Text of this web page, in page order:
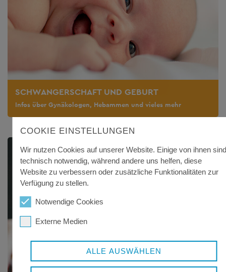
SCHWANGERSCHAFT UND GEBURT
Infos über Gynäkologen, Hebammen und vieles mehr
COOKIE EINSTELLUNGEN
Wir nutzen Cookies auf unserer Website. Einige von ihnen sind
technisch notwendig, während andere uns helfen, diese
Website zu verbessern oder zusätzliche Funktionalitäten zur
Verfügung zu stellen.
Notwendige Cookies
Externe Medien
ALLE AUSWÄHLEN